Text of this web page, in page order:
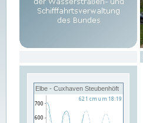
Elbe - Cuxhaven Steubenhöft